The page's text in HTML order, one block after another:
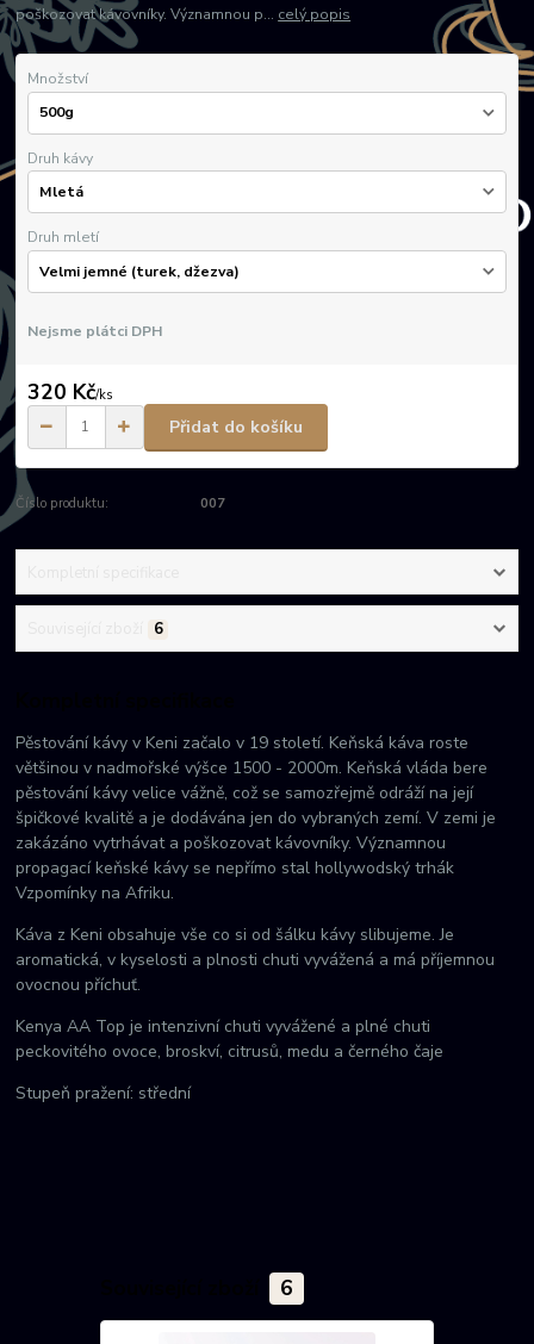
poškozovat kávovníky. Významnou p... celý popis
Množství
Druh kávy
Druh mletí
Nejsme plátci DPH
320 Kč/ks
Přidat do košíku
Číslo produktu: 007
6
Pěstování kávy v Keni začalo v 19 století. Keňská káva roste
většinou v nadmořské výšce 1500 - 2000m. Keňská vláda bere
pěstování kávy velice vážně, což se samozřejmě odráží na její
špičkové kvalitě a je dodávána jen do vybraných zemí. V zemi je
zakázáno vytrhávat a poškozovat kávovníky. Významnou
propagací keňské kávy se nepřímo stal hollywodský trhák
Vzpomínky na Afriku.
Káva z Keni obsahuje vše co si od šálku kávy slibujeme. Je
aromatická, v kyselosti a plnosti chuti vyvážená a má příjemnou
ovocnou příchuť.
Kenya AA Top je intenzivní chuti vyvážené a plné chuti
peckovitého ovoce, broskví, citrusů, medu a černého čaje
Stupeň pražení: střední
6